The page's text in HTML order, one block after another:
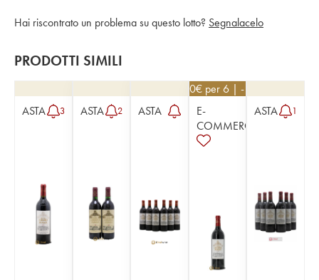
Hai riscontrato un problema su questo lotto? Segnalacelo
PRODOTTI SIMILI
ASTA 3 ASTA 2 ASTA
25,20€ per 6 | - 10%
E-
COMMERCE
ASTA 1